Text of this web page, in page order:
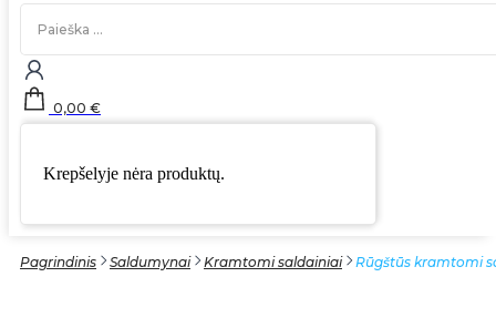
Search
0,00 €
Krepšelyje nėra produktų.
Pagrindinis Saldumynai Kramtomi saldainiai Rūgštūs kramtomi